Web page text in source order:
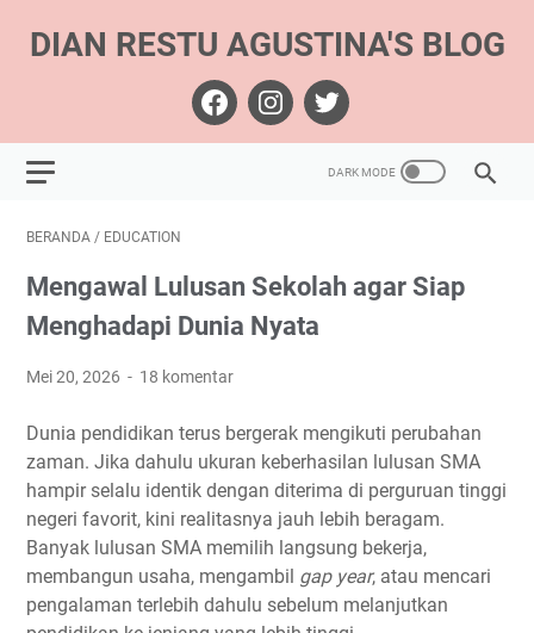
DIAN RESTU AGUSTINA'S BLOG
BERANDA / EDUCATION
Mengawal Lulusan Sekolah agar Siap
Menghadapi Dunia Nyata
Mei 20, 2026 18 komentar
Dunia pendidikan terus bergerak mengikuti perubahan
zaman. Jika dahulu ukuran keberhasilan lulusan SMA
hampir selalu identik dengan diterima di perguruan tinggi
negeri favorit, kini realitasnya jauh lebih beragam.
Banyak lulusan SMA memilih langsung bekerja,
membangun usaha, mengambil gap year, atau mencari
pengalaman terlebih dahulu sebelum melanjutkan